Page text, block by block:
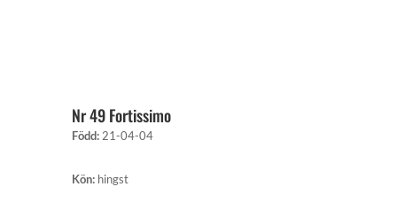
Nr 49 Fortissimo
Född: 21-04-04
Kön: hingst